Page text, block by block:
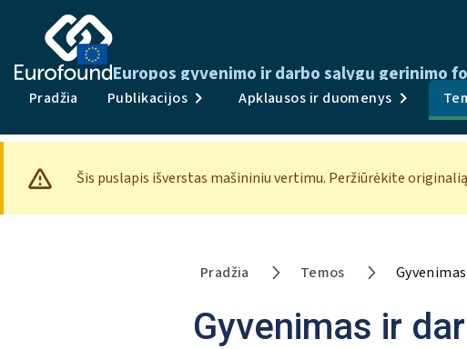
Europos gyvenimo ir darbo sąlygų gerinimo
Pradžia
Publikacijos Apklausos ir duomenys
Šis puslapis išverstas mašininiu vertimu. Peržiūrėkite originalią
Pradžia Temos
Gyvenimas ir